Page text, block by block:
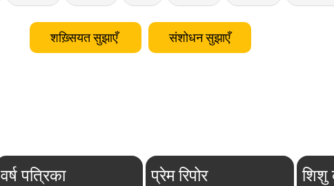
शख़्सियत सुझाएँ संशोधन सुझाएँ
वर्ष पत्रिका प्रेम रिपोर शिशु